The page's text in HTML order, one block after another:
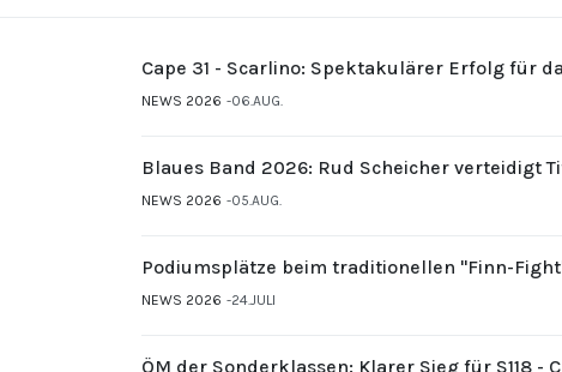
Cape 31 - Scarlino: Spektakulärer Erfolg für
NEWS 2026 06.AUG.
Blaues Band 2026: Rud Scheicher verteidigt
NEWS 2026 05.AUG.
Podiumsplätze beim traditionellen "Finn-
NEWS 2026 24.JULI
ÖM der Sonderklassen: Klarer Sieg für S118 -